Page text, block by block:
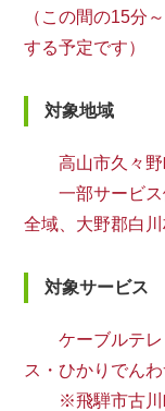
（この間の15分
する予定です）
対象地域
高山市久々野
一部サービス
全域、大野郡白
対象サービス
ケーブルテレ
ス・ひかりでん
※飛騨市古川町